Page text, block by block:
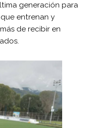
generación para
entrenan y
de recibir en